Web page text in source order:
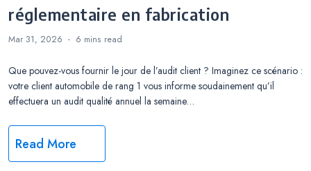
réglementaire en fabrication
Mar 31, 2026 6 mins read
Que pouvez-vous fournir le jour de l’audit client ? Imaginez ce scénario :
votre client automobile de rang 1 vous informe soudainement qu’il
effectuera un audit qualité annuel la semaine…
Read More